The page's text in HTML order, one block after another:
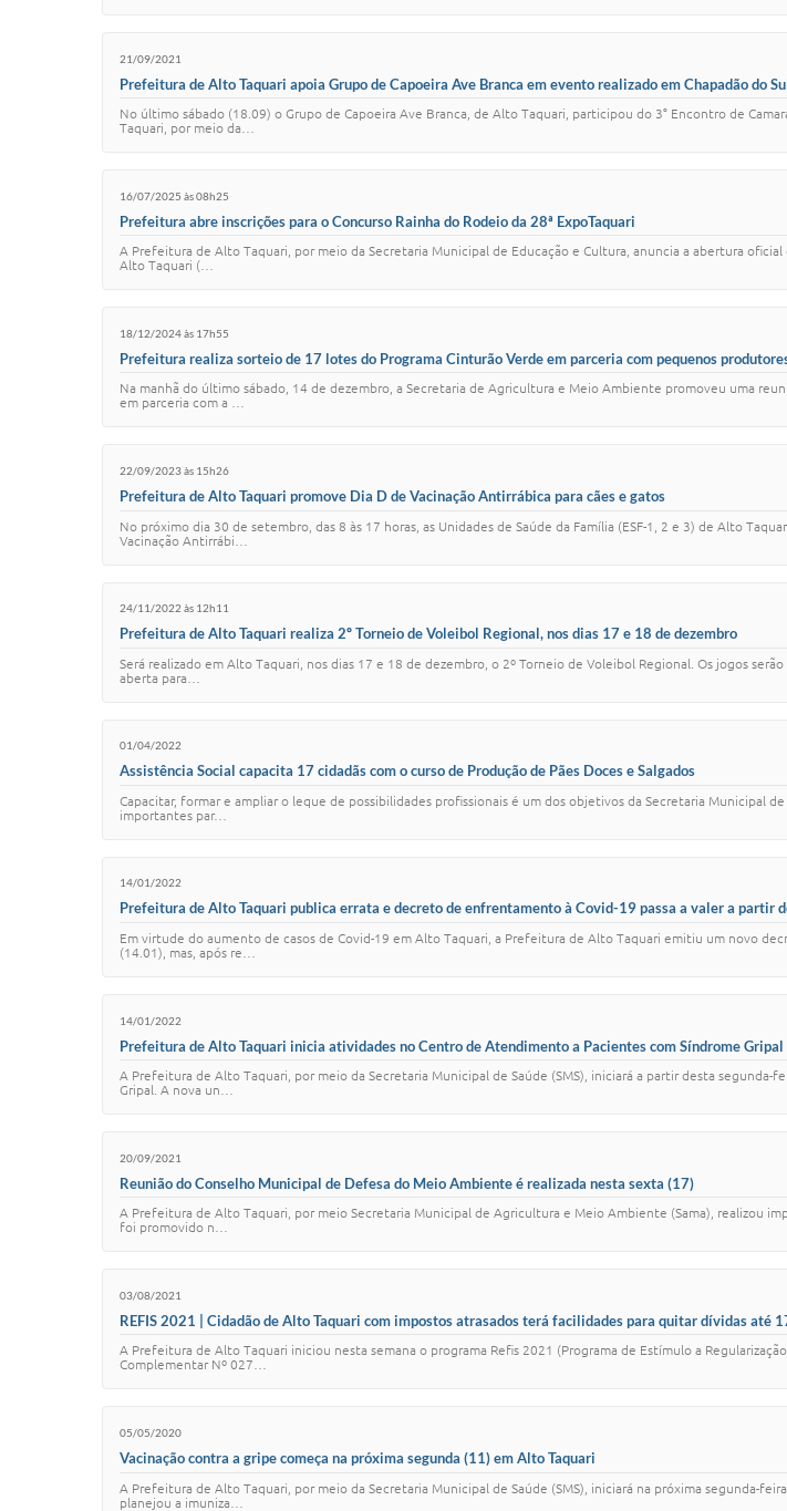
21/09/2021
Prefeitura de Alto Taquari apoia Grupo de Capoeira Ave Branca em evento realizado em Chapadão do
No último sábado (18.09) o Grupo de Capoeira Ave Branca, de Alto Taquari, participou do 3° Encontro de
Taquari, por meio da…
16/07/2025 às 08h25
Prefeitura abre inscrições para o Concurso Rainha do Rodeio da 28ª ExpoTaquari
A Prefeitura de Alto Taquari, por meio da Secretaria Municipal de Educação e Cultura, anuncia a abertura
Alto Taquari (…
18/12/2024 às 17h55
Prefeitura realiza sorteio de 17 lotes do Programa Cinturão Verde em parceria com pequenos
Na manhã do último sábado, 14 de dezembro, a Secretaria de Agricultura e Meio Ambiente promoveu uma
em parceria com a …
22/09/2023 às 15h26
Prefeitura de Alto Taquari promove Dia D de Vacinação Antirrábica para cães e gatos
No próximo dia 30 de setembro, das 8 às 17 horas, as Unidades de Saúde da Família (ESF-1, 2 e 3) de Alto
Vacinação Antirrábi…
24/11/2022 às 12h11
Prefeitura de Alto Taquari realiza 2º Torneio de Voleibol Regional, nos dias 17 e 18 de dezembro
Será realizado em Alto Taquari, nos dias 17 e 18 de dezembro, o 2º Torneio de Voleibol Regional. Os jogos
aberta para…
01/04/2022
Assistência Social capacita 17 cidadãs com o curso de Produção de Pães Doces e Salgados
Capacitar, formar e ampliar o leque de possibilidades profissionais é um dos objetivos da Secretaria Municipal
importantes par…
14/01/2022
Prefeitura de Alto Taquari publica errata e decreto de enfrentamento à Covid-19 passa a valer a partir
Em virtude do aumento de casos de Covid-19 em Alto Taquari, a Prefeitura de Alto Taquari emitiu um novo
(14.01), mas, após re…
14/01/2022
Prefeitura de Alto Taquari inicia atividades no Centro de Atendimento a Pacientes com Síndrome
A Prefeitura de Alto Taquari, por meio da Secretaria Municipal de Saúde (SMS), iniciará a partir desta
Gripal. A nova un…
20/09/2021
Reunião do Conselho Municipal de Defesa do Meio Ambiente é realizada nesta sexta (17)
A Prefeitura de Alto Taquari, por meio Secretaria Municipal de Agricultura e Meio Ambiente (Sama), realizou
foi promovido n…
03/08/2021
REFIS 2021 | Cidadão de Alto Taquari com impostos atrasados terá facilidades para quitar dívidas até
A Prefeitura de Alto Taquari iniciou nesta semana o programa Refis 2021 (Programa de Estímulo a
Complementar Nº 027…
05/05/2020
Vacinação contra a gripe começa na próxima segunda (11) em Alto Taquari
A Prefeitura de Alto Taquari, por meio da Secretaria Municipal de Saúde (SMS), iniciará na próxima segunda-
planejou a imuniza…